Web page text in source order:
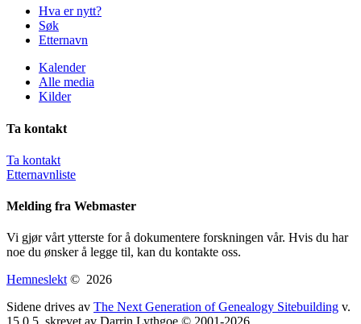
Hva er nytt?
Søk
Etternavn
Kalender
Alle media
Kilder
Ta kontakt
Ta kontakt
Etternavnliste
Melding fra Webmaster
Vi gjør vårt ytterste for å dokumentere forskningen vår. Hvis du har
noe du ønsker å legge til, kan du kontakte oss.
Hemneslekt© 2026
Sidene drives av The Next Generation of Genealogy Sitebuilding v.